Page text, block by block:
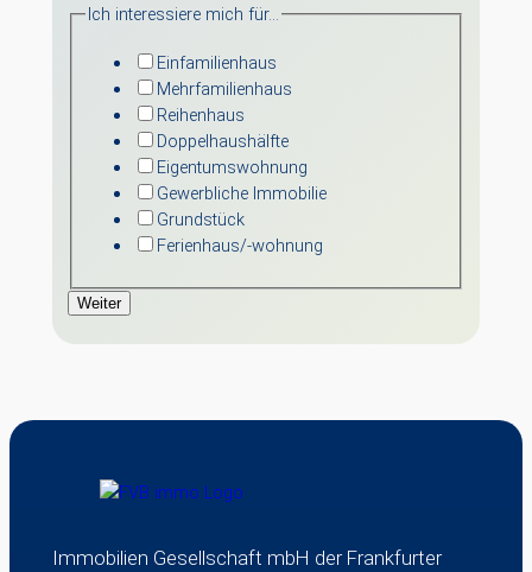
Ich interessiere mich für…
Einfamilienhaus
Mehrfamilienhaus
Reihenhaus
Doppelhaushälfte
Eigentumswohnung
Gewerbliche Immobilie
Grundstück
Ferienhaus/-wohnung
Weiter
Immobilien Gesellschaft mbH der Frankfurter